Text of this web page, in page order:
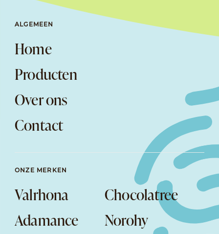
ALGEMEEN
Home
Producten
Over ons
Contact
ONZE MERKEN
Valrhona
Chocolatree
Adamance
Norohy